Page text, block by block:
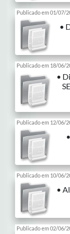
•
Publicado em 01/07/
•
Publicado em 18/06/
Publicado em 12/06/
•
Publicado em 10/06/
Publicado em 02/06/